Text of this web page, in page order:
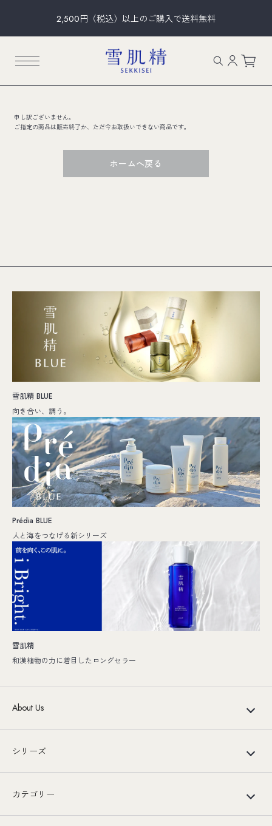
2,500円（税込）以上のご購入で送料無料
申し訳ございません。
ご指定の商品は販売終了か、ただ今お取扱いできない商品です。
ホームへ戻る
雪肌精 BLUE
向き合い、調う。
Prédia BLUE
人と海をつなげる新シリーズ
雪肌精
和漢植物の力に着目したロングセラー
About Us
シリーズ
カテゴリー